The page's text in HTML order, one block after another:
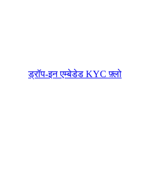
ड्रॉप-इन एम्बेडेड KYC फ़्लो